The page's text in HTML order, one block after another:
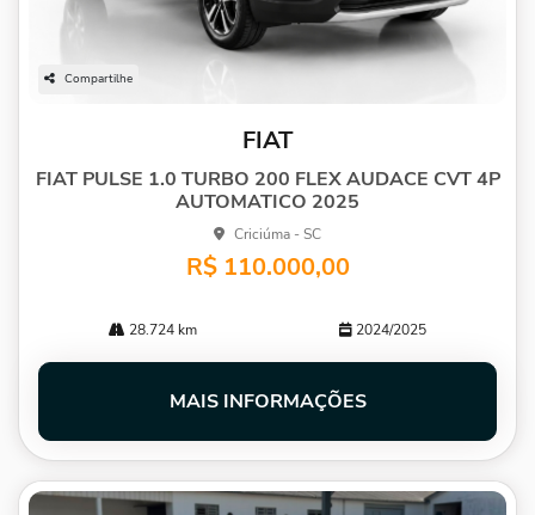
Compartilhe
FIAT
FIAT PULSE 1.0 TURBO 200 FLEX AUDACE CVT 4P
AUTOMATICO 2025
Criciúma - SC
R$ 110.000,00
28.724 km 2024/2025
MAIS INFORMAÇÕES